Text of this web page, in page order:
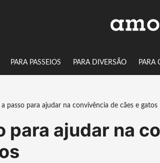
PARA PASSEIOS PARA DIVERSÃO PARA
a passo para ajudar na convivência de cães e gatos
para ajudar na